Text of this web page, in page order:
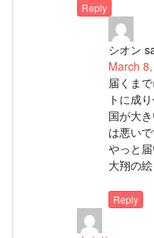
Reply
シオン
March
届くま
トに成
国が大
は悪いで
やっと
大翔の
Reply